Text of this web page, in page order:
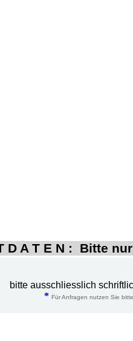
D A T E N : Bitte
bitte ausschliesslich
* Für Anfragen nutzen Sie